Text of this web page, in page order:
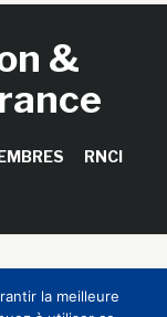
&
RNCI
la meilleure